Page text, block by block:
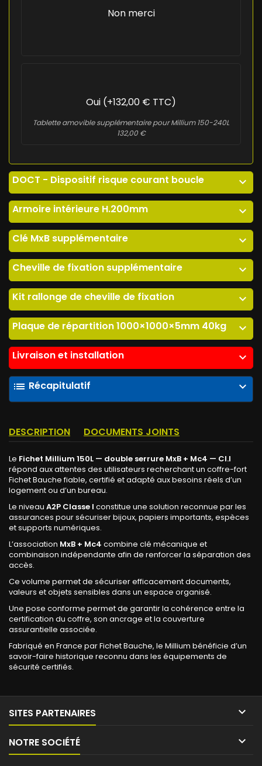
Non merci
Oui (+132,00 € TTC)
Tablette amovible supplémentaire pour Millium 150-240L
132,00 €
DOCT - Dispositif risque courant boucle expand_more
Armoire intérieure H.200mm expand_more
Clé MxB supplémentaire expand_more
Cheville de fixation supplémentaire expand_more
Kit rallonge de cheville de fixation expand_more
Plaque de répartition 1000×1000×5mm 40kg expand_more
Livraison et installation expand_more
list Récapitulatif expand_more
DESCRIPTION DOCUMENTS JOINTS
Le Fichet Millium 150L — double serrure MxB + Mc4 — Cl.I
répond aux attentes des utilisateurs recherchant un coffre-fort
Fichet Bauche fiable, certifié et adapté aux besoins réels d’un
logement ou d’un bureau.
Le niveau A2P Classe I constitue une solution reconnue par les
assurances pour sécuriser bijoux, papiers importants, espèces
et supports numériques.
L’association MxB + Mc4 combine clé mécanique et
combinaison indépendante afin de renforcer la séparation des
accès.
Ce volume permet de sécuriser efficacement documents,
valeurs et objets sensibles dans un espace organisé.
Une pose conforme permet de garantir la cohérence entre la
certification du coffre, son ancrage et la couverture
assurantielle associée.
Fabriqué en France par Fichet Bauche, le Millium bénéficie d’un
savoir-faire historique reconnu dans les équipements de
sécurité certifiés.
SITES PARTENAIRES 
NOTRE SOCIÉTÉ 